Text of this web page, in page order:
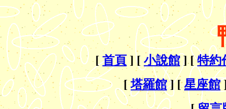
[首頁 ] [ 小說館] [特約
[塔羅館] [星座館